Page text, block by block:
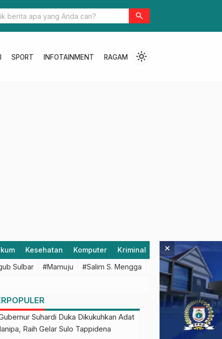
search
SPORT INFOTAINMENT RAGAM light_mode
Kesehatan Komputer Kriminal Lifestyle
Sulbar #Mamuju #Salim S. Mengga #featured #Polda
×